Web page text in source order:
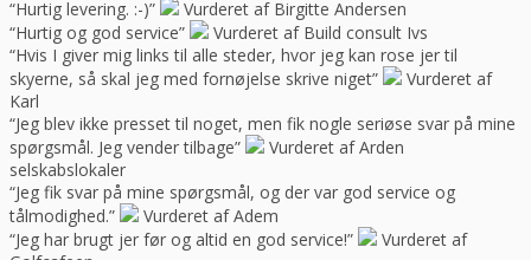
“Hurtig levering. :-)”
Vurderet af Birgitte Andersen
“Hurtig og god service”
Vurderet af Build consult Ivs
“Hvis I giver mig links til alle steder, hvor jeg kan rose jer til
skyerne, så skal jeg med fornøjelse skrive niget”
Vurderet af
Karl
“Jeg blev ikke presset til noget, men fik nogle seriøse svar på mine
spørgsmål. Jeg vender tilbage”
Vurderet af Arden
selskabslokaler
“Jeg fik svar på mine spørgsmål, og der var god service og
tålmodighed.”
Vurderet af Adem
“Jeg har brugt jer før og altid en god service!”
Vurderet af